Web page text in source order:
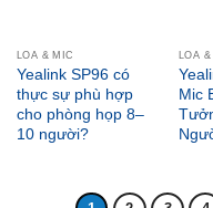
LOA & MIC
Yealink SP96 có
thực sự phù hợp
cho phòng họp 8–
10 người?
LOA
Mic